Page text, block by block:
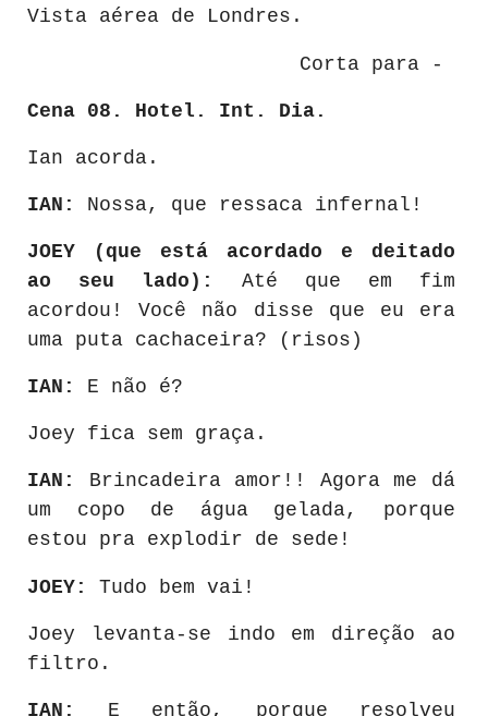
Vista aérea de Londres.
Corta para -
Cena 08. Hotel. Int. Dia.
Ian acorda.
IAN: Nossa, que ressaca infernal!
JOEY (que está acordado e deitado
ao seu lado):
Até que em fim
acordou! Você não disse que eu era
uma puta cachaceira? (risos)
IAN: E não é?
Joey fica sem graça.
IAN:
Brincadeira amor!! Agora me dá
um copo de água gelada, porque
estou pra explodir de sede!
JOEY: Tudo bem vai!
Joey levanta-se indo em direção ao
filtro.
IAN:
E então, porque resolveu